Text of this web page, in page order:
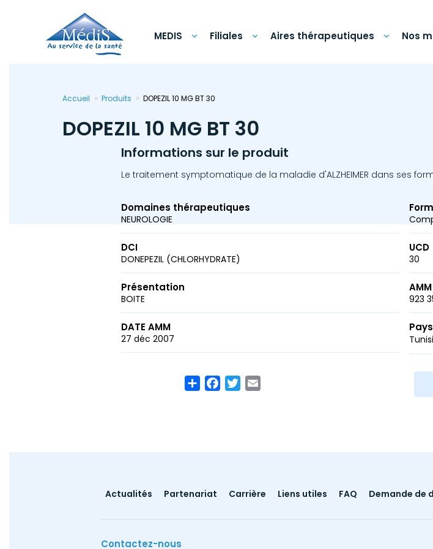
MEDIS Filiales Aires thérapeutiques Nos
Accueil Produits DOPEZIL 10 MG BT 30
DOPEZIL 10 MG BT 30
Informations sur le produit
Le traitement symptomatique de la maladie d'ALZHEIMER dans ses
Domaines thérapeutiques
NEUROLOGIE
DCI
DONEPEZIL (CHLORHYDRATE)
UCD
30
Présentation
BOITE
AMM
923
DATE AMM
27 déc 2007
Pays
ShareFacebook
Twitter
Footer
Actualités Partenariat Carrière Liens utiles FAQ Demande de
Contactez-nous